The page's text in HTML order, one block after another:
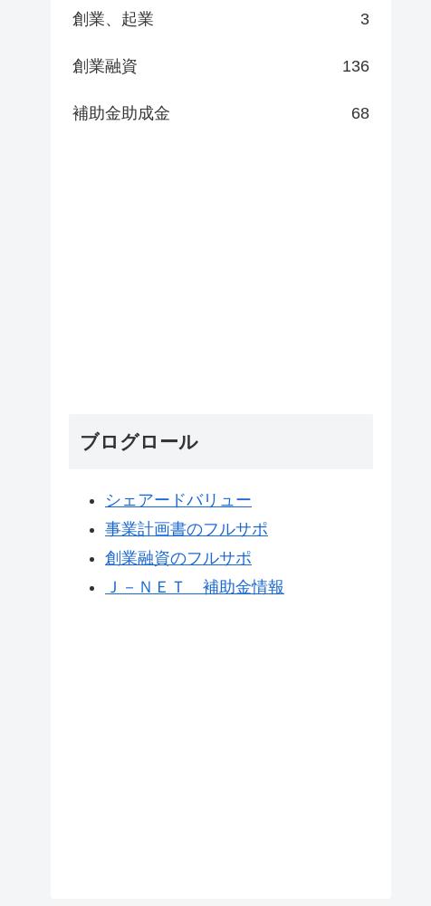
創業、起業 3
創業融資 136
補助金助成金 68
ブログロール
シェアードバリュー
事業計画書のフルサポ
創業融資のフルサポ
Ｊ－ＮＥＴ 補助金情報